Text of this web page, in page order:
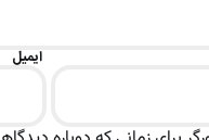
ایمیل